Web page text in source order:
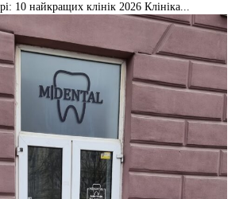
← Куди піти у Дніпрі: 10 найкращих клінік 2026 Клініка...